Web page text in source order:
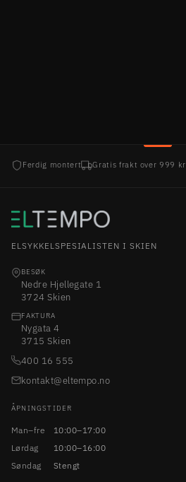
Ferdig montert Gratis frakt over 999 kr
ELSYKKELSPESIALISTEN I SKIEN
BESØK
Nedre Hjellegate 1
3724 Skien
FAKTURA
Nygata 4
3715 Skien
400 16 555
kontakt@eltempo.no
ÅPNINGSTIDER
Man–fre
10:00–17:00
Lørdag
10:00–16:00
Søndag
Stengt